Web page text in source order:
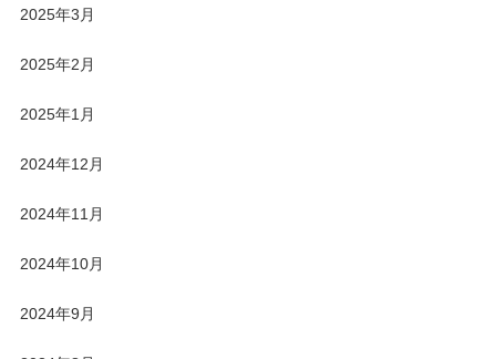
2025年3月
2025年2月
2025年1月
2024年12月
2024年11月
2024年10月
2024年9月